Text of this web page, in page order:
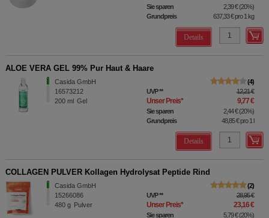
Sie sparen 2,39 €(20%)
Grundpreis
637,33 €pro 1 kg
Details
ALOE VERA GEL 99% Pur Haut & Haare
Casida GmbH
16573212
200 ml Gel
4
UVP** 12,21 €
Unser Preis* 9,77 €
Sie sparen 2,44 €(20%)
Grundpreis
48,85 €pro 1 l
Details
COLLAGEN PULVER Kollagen Hydrolysat Peptide Rind
Casida GmbH
15266086
480 g Pulver
2
UVP** 28,95 €
Unser Preis* 23,16 €
Sie sparen 5,79 €(20%)